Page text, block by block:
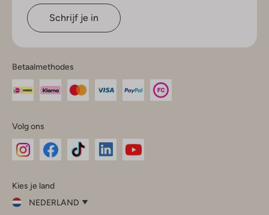
Schrijf je in
Betaalmethodes
Volg ons
InstagramFacebook
Kies je land
NEDERLAND